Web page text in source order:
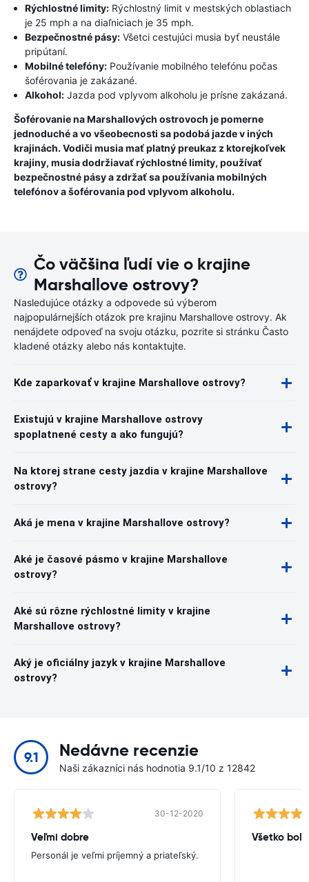
Rýchlostné limity: Rýchlostný limit v mestských oblastiach
je 25 mph a na diaľniciach je 35 mph.
Bezpečnostné pásy: Všetci cestujúci musia byť neustále
pripútaní.
Mobilné telefóny: Používanie mobilného telefónu počas
šoférovania je zakázané.
Alkohol: Jazda pod vplyvom alkoholu je prísne zakázaná.
Šoférovanie na Marshallových ostrovoch je pomerne
jednoduché a vo všeobecnosti sa podobá jazde v iných
krajinách. Vodiči musia mať platný preukaz z ktorejkoľvek
krajiny, musia dodržiavať rýchlostné limity, používať
bezpečnostné pásy a zdržať sa používania mobilných
telefónov a šoférovania pod vplyvom alkoholu.
Čo väčšina ľudí vie o krajine
Marshallove ostrovy?
Nasledujúce otázky a odpovede sú výberom
najpopulárnejších otázok pre krajinu Marshallove ostrovy. Ak
nenájdete odpoveď na svoju otázku, pozrite si stránku Často
kladené otázky alebo nás kontaktujte.
Kde zaparkovať v krajine Marshallove ostrovy?
Existujú v krajine Marshallove ostrovy
spoplatnené cesty a ako fungujú?
Na ktorej strane cesty jazdia v krajine Marshallove
ostrovy?
Aká je mena v krajine Marshallove ostrovy?
Aké je časové pásmo v krajine Marshallove
ostrovy?
Aké sú rôzne rýchlostné limity v krajine
Marshallove ostrovy?
Aký je oficiálny jazyk v krajine Marshallove
ostrovy?
9.1 Nedávne recenzie
Naši zákazníci nás hodnotia 9.1/10 z 12842
30-12-2020
Veľmi dobre
Personál je veľmi príjemný a priateľský.
Všetko